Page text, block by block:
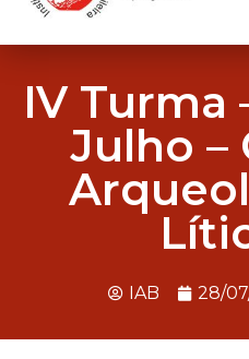
IV Turma
Julho –
IAB 28/